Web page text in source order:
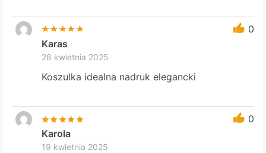
0
Karas
28 kwietnia 2025
Koszulka idealna nadruk elegancki
0
Karola
19 kwietnia 2025